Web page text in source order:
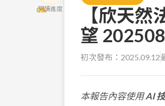
0%
閱讀進度
【欣天
望
初次發布： 2025.09.12
本報告內容使用AI